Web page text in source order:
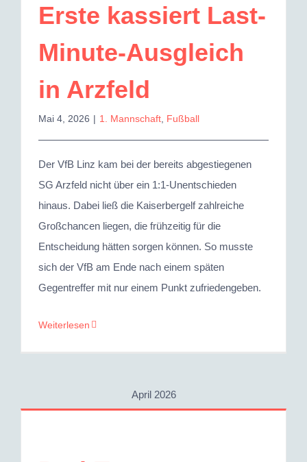
Erste kassiert Last-
Minute-Ausgleich
in Arzfeld
Mai 4, 2026 | 1. Mannschaft Fußball
Der VfB Linz kam bei der bereits abgestiegenen
SG Arzfeld nicht über ein 1:1-Unentschieden
hinaus. Dabei ließ die Kaiserbergelf zahlreiche
Großchancen liegen, die frühzeitig für die
Entscheidung hätten sorgen können. So musste
sich der VfB am Ende nach einem späten
Gegentreffer mit nur einem Punkt zufriedengeben.
Weiterlesen
April 2026